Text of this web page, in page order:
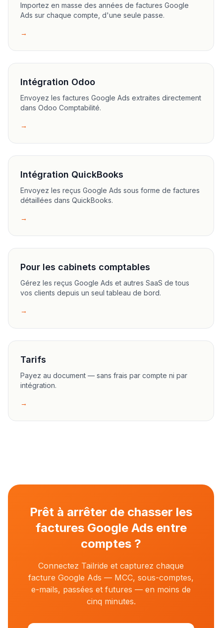
Importez en masse des années de factures Google
Ads sur chaque compte, d'une seule passe.
→
Intégration Odoo
Envoyez les factures Google Ads extraites directement
dans Odoo Comptabilité.
→
Intégration QuickBooks
Envoyez les reçus Google Ads sous forme de factures
détaillées dans QuickBooks.
→
Pour les cabinets comptables
Gérez les reçus Google Ads et autres SaaS de tous
vos clients depuis un seul tableau de bord.
→
Tarifs
Payez au document — sans frais par compte ni par
intégration.
→
Prêt à arrêter de chasser les
factures Google Ads entre
comptes ?
Connectez Tailride et capturez chaque
facture Google Ads — MCC, sous-comptes,
e-mails, passées et futures — en moins de
cinq minutes.